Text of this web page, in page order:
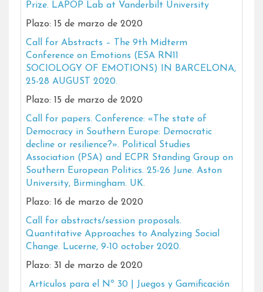
Prize. LAPOP Lab at Vanderbilt University
Plazo: 15 de marzo de 2020
Call for Abstracts – The 9th Midterm
Conference on Emotions (ESA RN11
SOCIOLOGY OF EMOTIONS) IN BARCELONA,
25-28 AUGUST 2020.
Plazo: 15 de marzo de 2020
Call for papers. Conference: «The state of
Democracy in Southern Europe: Democratic
decline or resilience?». Political Studies
Association (PSA) and ECPR Standing Group on
Southern European Politics. 25-26 June. Aston
University, Birmingham. UK.
Plazo: 16 de marzo de 2020
Call for abstracts/session proposals.
Quantitative Approaches to Analyzing Social
Change. Lucerne, 9-10 october 2020.
Plazo: 31 de marzo de 2020
Artículos para el Nº 30 | Juegos y Gamificación